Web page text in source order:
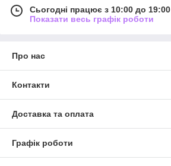
Сьогодні працює з 10:00 до 19:00
Показати весь графік роботи
Про нас
Контакти
Доставка та оплата
Графік роботи